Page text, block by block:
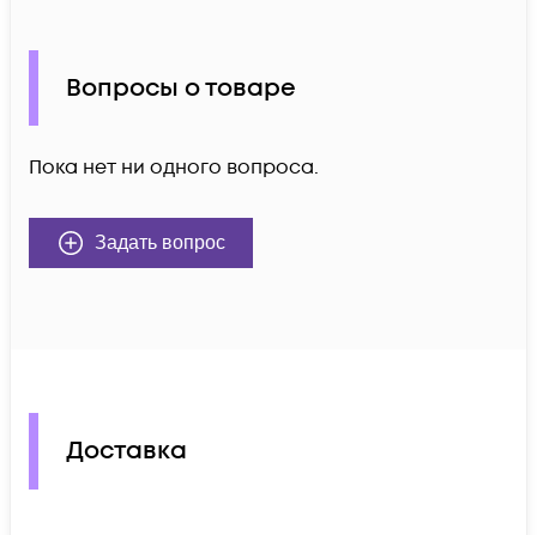
Вопросы о товаре
Пока нет ни одного вопроса.
Задать вопрос
Доставка